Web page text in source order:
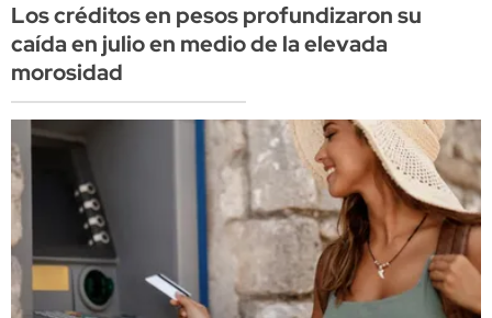
Los créditos en pesos profundizaron su
caída en julio en medio de la elevada
morosidad